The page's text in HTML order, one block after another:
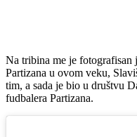
Na tribina me je fotografisan
Partizana u ovom veku,
tim, a sada je bio u društvu
fudbalera Partizana.